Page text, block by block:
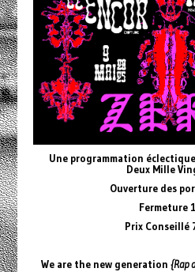
Une programmation
Deux Mille
Ouverture des
Fermeture
Prix Conseillé
We are the new generation {Rap